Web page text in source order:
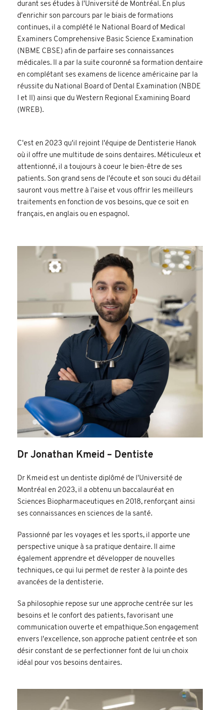
durant ses études à l'Université de Montréal. En plus
d'enrichir son parcours par le biais de formations
continues, il a complété le National Board of Medical
Examiners Comprehensive Basic Science Examination
(NBME CBSE) afin de parfaire ses connaissances
médicales. Il a par la suite couronné sa formation dentaire
en complétant ses examens de licence américaine par la
réussite du National Board of Dental Examination (NBDE
I et II) ainsi que du Western Regional Examining Board
(WREB).
C'est en 2023 qu'il rejoint l'équipe de Dentisterie Hanok
où il offre une multitude de soins dentaires. Méticuleux et
attentionné, il a toujours à coeur le bien-être de ses
patients. Son grand sens de l'écoute et son souci du détail
sauront vous mettre à l'aise et vous offrir les meilleurs
traitements en fonction de vos besoins, que ce soit en
français, en anglais ou en espagnol.
Dr Jonathan Kmeid – Dentiste
Dr Kmeid est un dentiste diplômé de l'Université de
Montréal en 2023, il a obtenu un baccalauréat en
Sciences Biopharmaceutiques en 2018, renforçant ainsi
ses connaissances en sciences de la santé.
Passionné par les voyages et les sports, il apporte une
perspective unique à sa pratique dentaire. Il aime
également apprendre et développer de nouvelles
techniques, ce qui lui permet de rester à la pointe des
avancées de la dentisterie.
Sa philosophie repose sur une approche centrée sur les
besoins et le confort des patients, favorisant une
communication ouverte et empathique.Son engagement
envers l'excellence, son approche patient centrée et son
désir constant de se perfectionner font de lui un choix
idéal pour vos besoins dentaires.